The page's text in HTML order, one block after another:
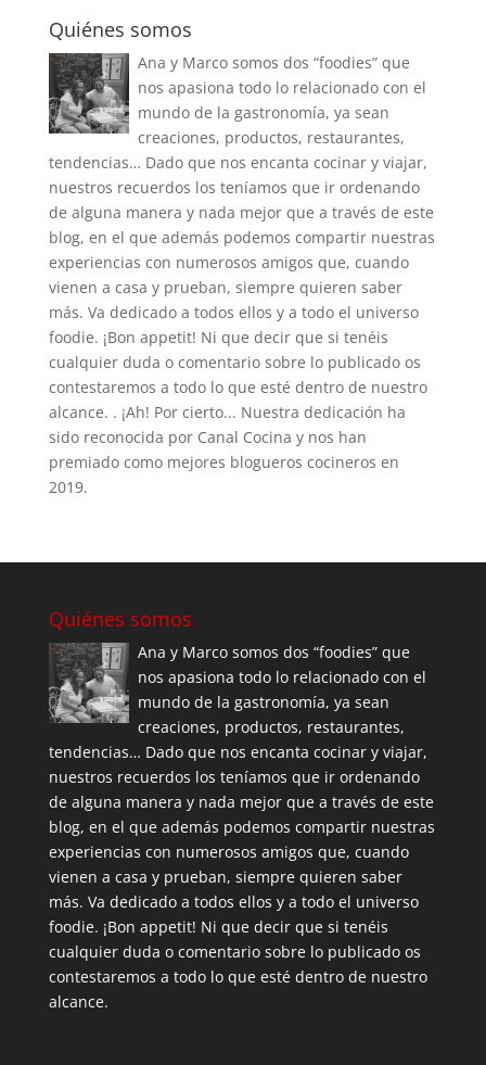
Quiénes somos
Ana y Marco somos dos “foodies” que
nos apasiona todo lo relacionado con el
mundo de la gastronomía, ya sean
creaciones, productos, restaurantes,
tendencias… Dado que nos encanta cocinar y viajar,
nuestros recuerdos los teníamos que ir ordenando
de alguna manera y nada mejor que a través de este
blog, en el que además podemos compartir nuestras
experiencias con numerosos amigos que, cuando
vienen a casa y prueban, siempre quieren saber
más. Va dedicado a todos ellos y a todo el universo
foodie. ¡Bon appetit! Ni que decir que si tenéis
cualquier duda o comentario sobre lo publicado os
contestaremos a todo lo que esté dentro de nuestro
alcance. . ¡Ah! Por cierto... Nuestra dedicación ha
sido reconocida por Canal Cocina y nos han
premiado como mejores blogueros cocineros en
2019.
Quiénes somos
Ana y Marco somos dos “foodies” que
nos apasiona todo lo relacionado con el
mundo de la gastronomía, ya sean
creaciones, productos, restaurantes,
tendencias… Dado que nos encanta cocinar y viajar,
nuestros recuerdos los teníamos que ir ordenando
de alguna manera y nada mejor que a través de este
blog, en el que además podemos compartir nuestras
experiencias con numerosos amigos que, cuando
vienen a casa y prueban, siempre quieren saber
más. Va dedicado a todos ellos y a todo el universo
foodie. ¡Bon appetit! Ni que decir que si tenéis
cualquier duda o comentario sobre lo publicado os
contestaremos a todo lo que esté dentro de nuestro
alcance.